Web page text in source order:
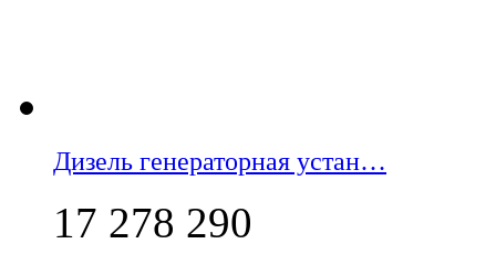
Дизель генераторная устан…
17 278 290